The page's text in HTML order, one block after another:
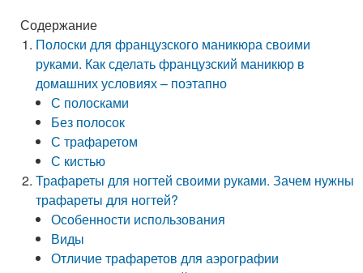
Содержание
Полоски для французского маникюра своими
руками. Как сделать французский маникюр в
домашних условиях – поэтапно
С полосками
Без полосок
С трафаретом
С кистью
Трафареты для ногтей своими руками. Зачем нужны
трафареты для ногтей?
Особенности использования
Виды
Отличие трафаретов для аэрографии